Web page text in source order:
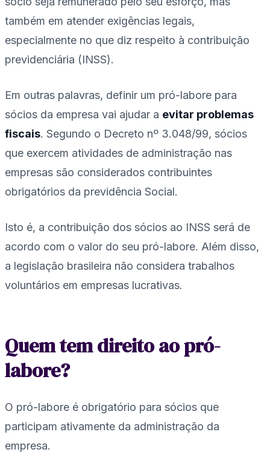
também em atender exigências legais,
especialmente no que diz respeito à contribuição
previdenciária (INSS).
Em outras palavras, definir um pró-labore para
sócios da empresa vai ajudar a evitar problemas
fiscais. Segundo o Decreto nº 3.048/99, sócios
que exercem atividades de administração nas
empresas são considerados contribuintes
obrigatórios da previdência Social.
Isto é, a contribuição dos sócios ao INSS será de
acordo com o valor do seu pró-labore. Além disso,
a legislação brasileira não considera trabalhos
voluntários em empresas lucrativas.
Quem tem direito ao pró-
labore?
O pró-labore é obrigatório para sócios que
participam ativamente da administração da
empresa.